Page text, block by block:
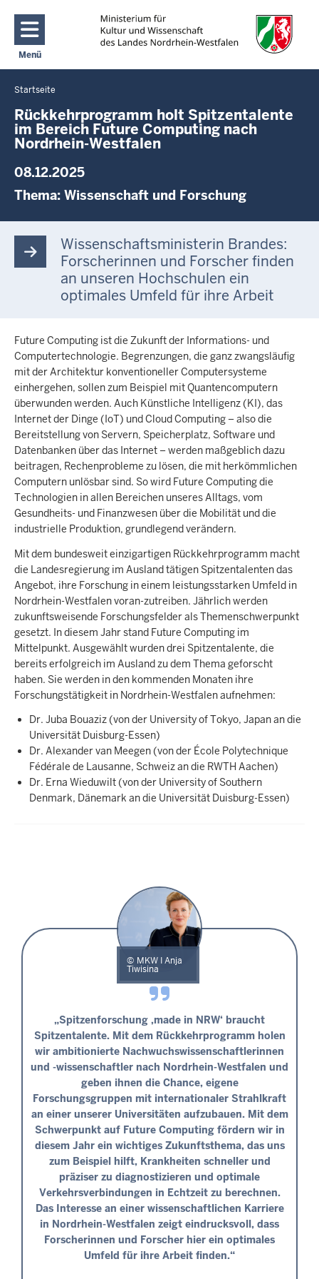
Direkt zum Inhalt
Menü
Navigation aktivieren/deaktivieren: Main Menu
Sie
befinden
sich
hier
Startseite
Rückkehrprogramm holt Spitzentalente
im Bereich Future Computing nach
Nordrhein-Westfalen
08.12.2025
Thema: Wissenschaft und Forschung
Wissenschaftsministerin Brandes:
Forscherinnen und Forscher finden
an unseren Hochschulen ein
optimales Umfeld für ihre Arbeit
Future Computing ist die Zukunft der Informations- und
Computertechnologie. Begrenzungen, die ganz zwangsläufig
mit der Architektur konventioneller Computersysteme
einhergehen, sollen zum Beispiel mit Quantencomputern
überwunden werden. Auch Künstliche Intelligenz (KI), das
Internet der Dinge (IoT) und Cloud Computing – also die
Bereitstellung von Servern, Speicherplatz, Software und
Datenbanken über das Internet – werden maßgeblich dazu
beitragen, Rechenprobleme zu lösen, die mit herkömmlichen
Computern unlösbar sind. So wird Future Computing die
Technologien in allen Bereichen unseres Alltags, vom
Gesundheits- und Finanzwesen über die Mobilität und die
industrielle Produktion, grundlegend verändern.
Mit dem bundesweit einzigartigen Rückkehrprogramm macht
die Landesregierung im Ausland tätigen Spitzentalenten das
Angebot, ihre Forschung in einem leistungsstarken Umfeld in
Nordrhein-Westfalen voran-zutreiben. Jährlich werden
zukunftsweisende Forschungsfelder als Themenschwerpunkt
gesetzt. In diesem Jahr stand Future Computing im
Mittelpunkt. Ausgewählt wurden drei Spitzentalente, die
bereits erfolgreich im Ausland zu dem Thema geforscht
haben. Sie werden in den kommenden Monaten ihre
Forschungstätigkeit in Nordrhein-Westfalen aufnehmen:
Dr. Juba Bouaziz (von der University of Tokyo, Japan an die
Universität Duisburg-Essen)
Dr. Alexander van Meegen (von der École Polytechnique
Fédérale de Lausanne, Schweiz an die RWTH Aachen)
Dr. Erna Wieduwilt (von der University of Southern
Denmark, Dänemark an die Universität Duisburg-Essen)
MKW I Anja
Tiwisina
„Spitzenforschung ‚made in NRW‘ braucht
Spitzentalente. Mit dem Rückkehrprogramm holen
wir ambitionierte Nachwuchswissenschaftlerinnen
und -wissenschaftler nach Nordrhein-Westfalen und
geben ihnen die Chance, eigene
Forschungsgruppen mit internationaler Strahlkraft
an einer unserer Universitäten aufzubauen. Mit dem
Schwerpunkt auf Future Computing fördern wir in
diesem Jahr ein wichtiges Zukunftsthema, das uns
zum Beispiel hilft, Krankheiten schneller und
präziser zu diagnostizieren und optimale
Verkehrsverbindungen in Echtzeit zu berechnen.
Das Interesse an einer wissenschaftlichen Karriere
in Nordrhein-Westfalen zeigt eindrucksvoll, dass
Forscherinnen und Forscher hier ein optimales
Umfeld für ihre Arbeit finden.“